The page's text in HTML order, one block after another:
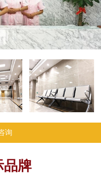
询
品牌